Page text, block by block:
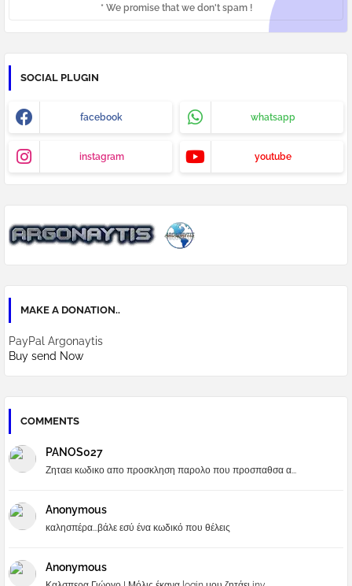
* We promise that we don't spam !
SOCIAL PLUGIN
facebook whatsapp
instagram youtube
MAKE A DONATION..
PayPal Argonaytis
Buy send Now
COMMENTS
PANOS027
Ζηταει κωδικο απο προσκληση παρολο που προσπαθσα α...
Anonymous
καλησπέρα...βάλε εσύ ένα κωδικό που θέλεις
Anonymous